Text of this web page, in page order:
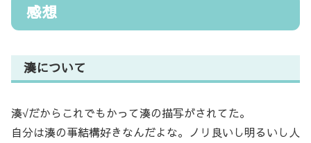
感想
湊について
湊√だからこれでもかって湊の描写がされてた。
自分は湊の事結構好きなんだよな。ノリ良いし明るいし人